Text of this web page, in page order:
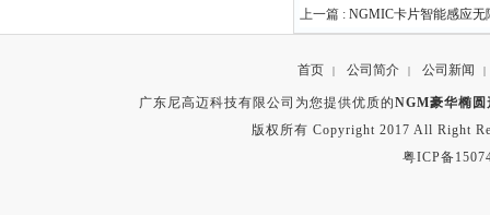
上一篇 : NGMIC卡片智能感应无
首页 | 公司简介 | 公司新闻 |
广东尼高迈科技有限公司为您提供优质的NGM豪华椭圆
版权所有 Copyright 2017 All Right
粤ICP备